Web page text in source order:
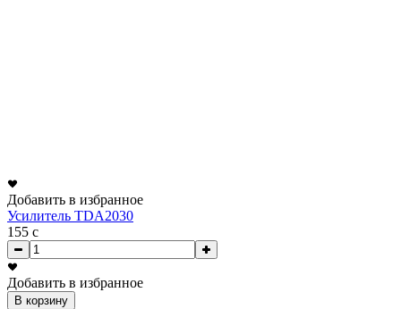
Добавить в избранное
Усилитель TDA2030
155 c
Добавить в избранное
В корзину